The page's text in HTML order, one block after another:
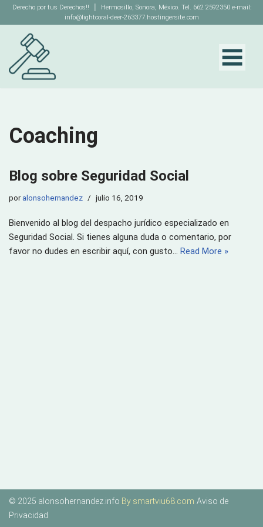
Saltar
contenido
Derecho por tus Derechos!! │ Hermosillo, Sonora, México. Tel. 662 2592350 e-mail:
info@lightcoral-deer-263377.hostingersite.com
Coaching
Blog sobre Seguridad Social
poralonsohernandez julio 16, 2019
Bienvenido al blog del despacho jurídico especializado en
Seguridad Social. Si tienes alguna duda o comentario, por
favor no dudes en escribir aquí, con gusto… Read More »
© 2025 alonsohernandez.info By smartviu68.com Aviso de
Privacidad